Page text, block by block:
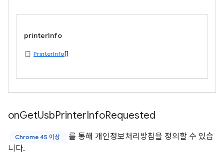
printerInfo
PrinterInfo[]
onGetUsbPrinterInfoRequested
Chrome 45 이상
를 통해 개인정보처리방침을 정의할 수 있습
니다.